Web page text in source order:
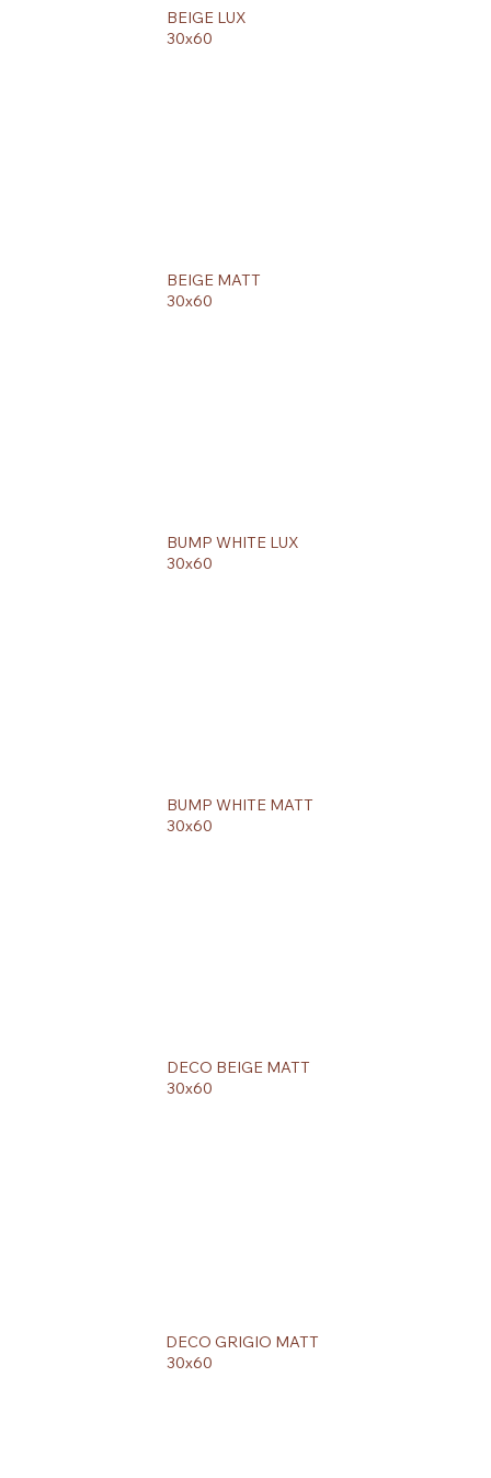
BEIGE LUX
30x60
BEIGE MATT
30x60
BUMP WHITE LUX
30x60
BUMP WHITE MATT
30x60
DECO BEIGE MATT
30x60
DECO GRIGIO MATT
30x60